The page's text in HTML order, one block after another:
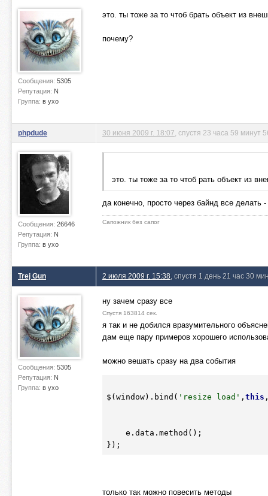
Сообщения: 5305
Репутация: N
Группа: в ухо
это. ты тоже за то чтоб брать объект из
почему?
phpdude
Сообщения: 26646
Репутация: N
Группа: в ухо
30 июня 2009 г. 18:07 , спустя 23 часа 59 минут
это. ты тоже за то чтоб рать объект из
да конечно, просто через байнд все делать
Сапожник без сапог
Trej Gun
Сообщения: 5305
Репутация: N
Группа: в ухо
2 июля 2009 г. 15:38 , спустя 1 день 21 час 30
ну зачем сразу все
Спустя 163814 сек.
я так и не добился вразумительного
дам еще пару примеров хорошего
можно вешать сразу на два события
$(window).bind( 'resize load' , this
только так можно повесить методы